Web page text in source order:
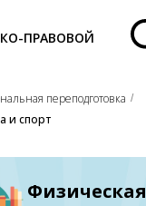
переподготовка /
и спорт
Физическая